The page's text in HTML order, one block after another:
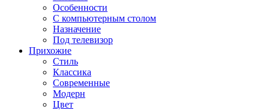
Особенности
С компьютерным столом
Назначение
Под телевизор
Прихожие
Стиль
Классика
Современные
Модерн
Цвет